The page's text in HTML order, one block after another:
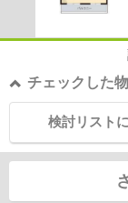
チェックした
検討リスト